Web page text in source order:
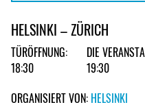
HELSINKI – ZÜRICH
TÜRÖFFNUNG:
18:30
DIE
19:30
ORGANISIERT VON: HELSINKI